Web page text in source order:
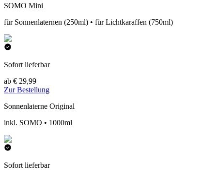
SOMO Mini
für Sonnenlaternen (250ml) • für Lichtkaraffen (750ml)
Sofort lieferbar
ab € 29,99
Zur Bestellung
Sonnenlaterne Original
inkl. SOMO • 1000ml
Sofort lieferbar